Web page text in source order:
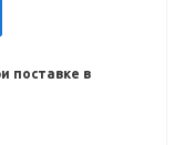
поставке в